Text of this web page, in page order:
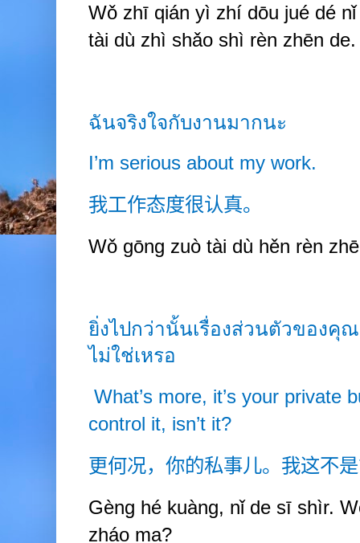
Wǒ zhī qián yì zhí dōu jué dé
tài dù zhì shǎo shì rèn zhēn de.
ฉันจริงใจกับงานมากนะ
I’m serious about my work.
我工作态度很认真。
Wǒ gōng zuò tài dù hěn rèn
ยิ่งไปกว่านั้นเรื่องส่วนตัวของคุ
ไม่ใช่เหรอ
What’s more, it’s your private
control it, isn’t it?
更何况，你的私事儿。我这不
Gèng hé kuàng, nǐ de sī shìr.
zháo ma?